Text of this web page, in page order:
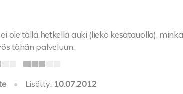
ole tällä hetkellä auki (liekö kesätauolla), minkä
tähän palveluun.
• Lisätty: 10.07.2012